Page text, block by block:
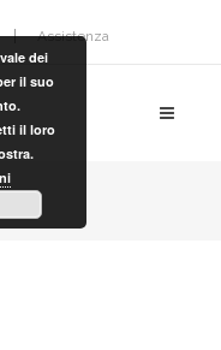
Assistenza
dei
il suo
il loro